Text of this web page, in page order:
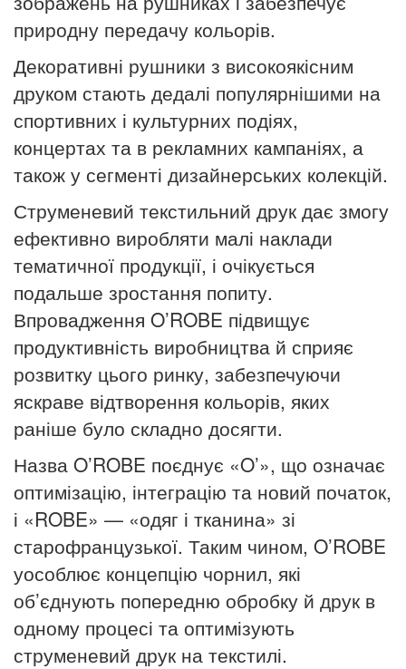
природну передачу кольорів.
Декоративні рушники з високоякісним
друком стають дедалі популярнішими на
спортивних і культурних подіях,
концертах та в рекламних кампаніях, а
також у сегменті дизайнерських колекцій.
Струменевий текстильний друк дає змогу
ефективно виробляти малі наклади
тематичної продукції, і очікується
подальше зростання попиту.
Впровадження O’ROBE підвищує
продуктивність виробництва й сприяє
розвитку цього ринку, забезпечуючи
яскраве відтворення кольорів, яких
раніше було складно досягти.
Назва O’ROBE поєднує «O’», що означає
оптимізацію, інтеграцію та новий початок,
і «ROBE» — «одяг і тканина» зі
старофранцузької. Таким чином, O’ROBE
уособлює концепцію чорнил, які
об’єднують попередню обробку й друк в
одному процесі та оптимізують
струменевий друк на текстилі.